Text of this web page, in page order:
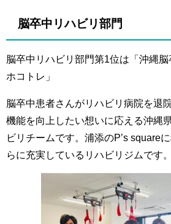
脳卒中リハビリ部門
脳卒中リハビリ部門第1位は「沖縄
ホコトレ」
脳卒中患者さんがリハビリ病院を退
機能を向上したい想いに応える沖縄
ビリチームです。浦添のP’s square
らに充実しているリハビリジムです。